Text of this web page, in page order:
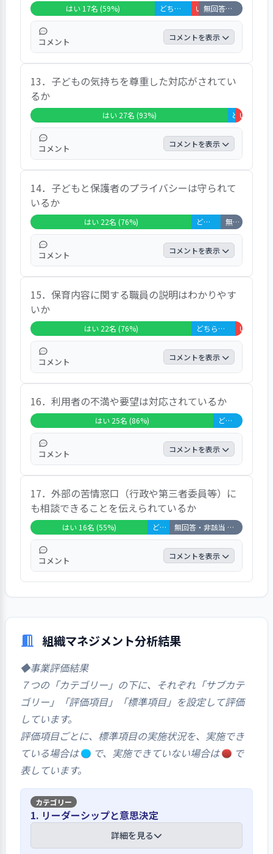
はい 17名 (59%) どちらともいえない 5名 (17%) いいえ 1名 (3%)
無回答・非該当 6名 (21%)
コメント コメントを表示
非該当と回答された方を除くと、肯定的な
「はい」回答が７４％、「どちらともいえな
い」回答２２％「いいえ」回答４％であっ
た。
13．子どもの気持ちを尊重した対応がされてい
るか
はい 27名 (93%) どちらとも
いいえ 1
コメント コメントを表示
肯定的な「はい」回答が９３％、「どちらと
もいえない」回答３％「いいえ」回答３％で
高い評価であった。代表的な発言は「優しく
接してくれる一方で、きちんと注意もしてい
るところが良いと思う」等であった。
14．子どもと保護者のプライバシーは守られて
いるか
はい 22名 (76%) どちらともいえない 4名 (14%) 無回答・非該当 3名 (10%)
コメント コメントを表示
肯定的な「はい」回答が７６％、「どちらと
もいえない」回答１４％であった。
15．保育内容に関する職員の説明はわかりやす
いか
はい 22名 (76%) どちらともいえない 6名 (21%) いいえ 1
コメント コメントを表示
肯定的な「はい」回答が７６％、「どちらと
もいえない」回答２１％「いいえ」回答３％
であった。発言に「人による」との発言があ
った。
16．利用者の不満や要望は対応されているか
はい 25名 (86%) どちらともいえない 4名 (14%)
コメント コメントを表示
肯定的な「はい」回答が８６％、「どちらと
もいえない」回答１４％で高い評価であっ
た。
17．外部の苦情窓口（行政や第三者委員等）に
も相談できることを伝えられているか
はい 16名 (55%) どちらともいえない 3名 (10%) 無回答・非該当 10名 (34%)
コメント コメントを表示
「はい」回答が５５％、「どちらともいえな
い」回答１０％であった。
組織マネジメント分析結果
◆事業評価結果
７つの「カテゴリー」の下に、それぞれ「サブカテ
ゴリー」「評価項目」「標準項目」を設定して評価
しています。
評価項目ごとに、標準項目の実施状況を、実施でき
ている場合は
で、実施できていない場合は
で
表しています。
1. リーダーシップと意思決定
詳細を見る